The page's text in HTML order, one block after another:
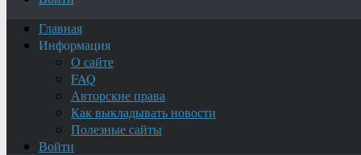
Главная
Информация
О сайте
FAQ
Авторские права
Как выкладывать новости
Полезные сайты
Войти